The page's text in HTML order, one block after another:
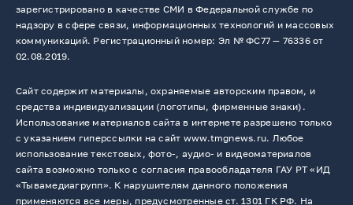
зарегистрировано в качестве СМИ в Федеральной службе по
надзору в сфере связи, информационных технологий и массовых
коммуникаций. Регистрационный номер: Эл № ФС77 — 76336 от
02.08.2019.
Сайт содержит материалы, охраняемые авторским правом, и
средства индивидуализации (логотипы, фирменные знаки).
Использование материалов сайта в интернете разрешено только
с указанием гиперссылки на сайт www.tmgnews.ru. Любое
использование текстовых, фото-, аудио- и видеоматериалов
сайта возможно только с согласия правообладателя ГАУ РТ «ИД
«Тывамедиагрупп». К нарушителям данного положения
применяются все меры, предусмотренные ст. 1301 ГК РФ. На